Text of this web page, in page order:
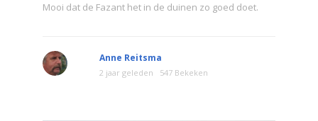
Mooi dat de Fazant het in de duinen zo goed doet.
Anne Reitsma
2 jaar geleden 547 Bekeken